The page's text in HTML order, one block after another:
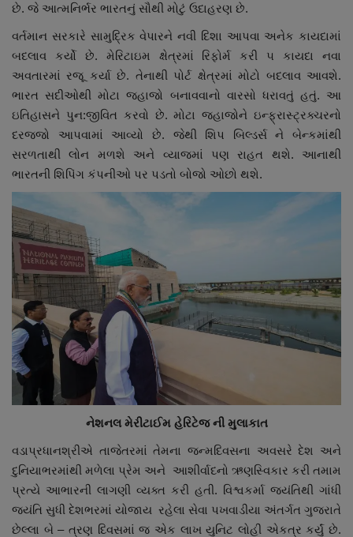
છે. જે આત્મનિર્ભર ભારતનું સૌથી મોટું ઉદાહરણ છે.
વર્તમાન સરકારે સામુદ્રિક વેપારને નવી દિશા આપવા અનેક કાયદામાં
બદલાવ કર્યો છે. મેરિટાઇમ ક્ષેત્રમાં રિફોર્મ કરી ૫ કાયદા નવા
અવતારમાં રજૂ કર્યા છે. તેનાથી પોર્ટ ક્ષેત્રમાં મોટો બદલાવ આવશે.
ભારત સદીઓથી મોટા જહાજો બનાવવાનો વારસો ધરાવતું હતું. આ
ઇતિહાસને પુન:જીવિત કરવો છે. મોટા જહાજોને ઇન્ફ્રાસ્ટ્રક્ચરનો
દરજ્જો આપવામાં આવ્યો છે. જેથી શિપ બિલ્ડર્સ ને બેન્કમાંથી
સરળતાથી લોન મળશે અને વ્યાજમાં પણ રાહત થશે. આનાથી
ભારતની શિપિંગ કંપનીઓ પર પડતો બોજો ઓછો થશે.
નેશનલ મેરીટાઈમ હેરિટેજ ની મુલાકાત
વડાપ્રધાનશ્રીએ તાજેતરમાં તેમના જન્મદિવસના અવસરે દેશ અને
દુનિયાભરમાંથી મળેલા પ્રેમ અને આશીર્વાદનો ઋણસ્વિકાર કરી તમામ
પ્રત્યે આભારની લાગણી વ્યક્ત કરી હતી. વિશ્વકર્મા જ્યંતિથી ગાંધી
જ્યંતિ સુધી દેશભરમાં યોજાય રહેલા સેવા પખવાડીયા અંતર્ગત ગુજરાતે
છેલ્લા બે – ત્રણ દિવસમાં જ એક લાખ યુનિટ લોહી એકત્ર કર્યું છે.